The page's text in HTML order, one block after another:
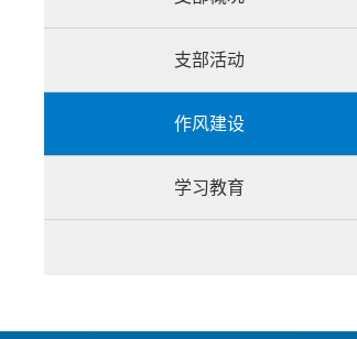
支部活动
作风建设
学习教育